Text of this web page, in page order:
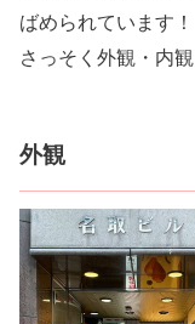
ばめられています！
さっそく外観・内
外観